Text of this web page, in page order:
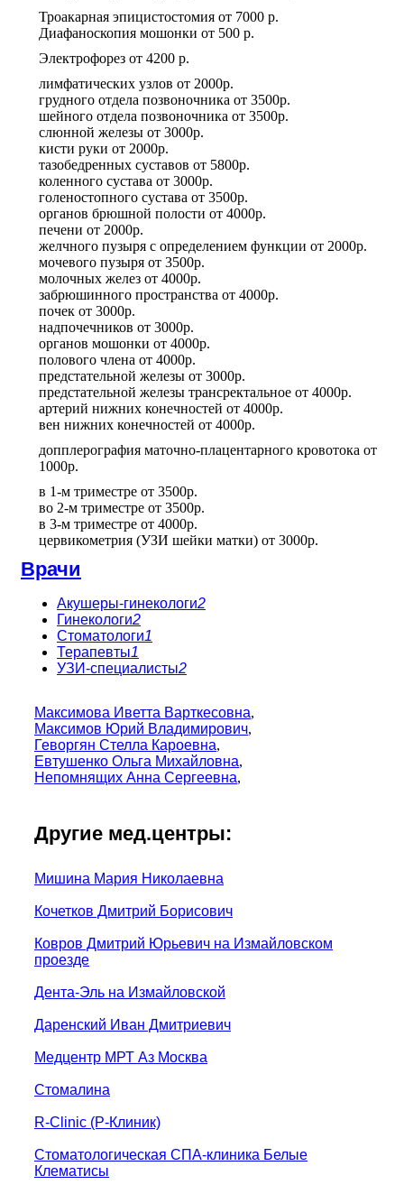
Троакарная эпицистостомия от 7000 р.
Диафаноскопия мошонки от 500 р.
Электрофорез от 4200 р.
лимфатических узлов от 2000р.
грудного отдела позвоночника от 3500р.
шейного отдела позвоночника от 3500р.
слюнной железы от 3000р.
кисти руки от 2000р.
тазобедренных суставов от 5800р.
коленного сустава от 3000р.
голеностопного сустава от 3500р.
органов брюшной полости от 4000р.
печени от 2000р.
желчного пузыря с определением функции от 2000р.
мочевого пузыря от 3500р.
молочных желез от 4000р.
забрюшинного пространства от 4000р.
почек от 3000р.
надпочечников от 3000р.
органов мошонки от 4000р.
полового члена от 4000р.
предстательной железы от 3000р.
предстательной железы трансректальное от 4000р.
артерий нижних конечностей от 4000р.
вен нижних конечностей от 4000р.
допплерография маточно-плацентарного кровотока от
1000р.
в 1-м триместре от 3500р.
во 2-м триместре от 3500р.
в 3-м триместре от 4000р.
цервикометрия (УЗИ шейки матки) от 3000р.
Врачи
Акушеры-гинекологи2
Гинекологи2
Стоматологи1
Терапевты1
УЗИ-специалисты2
Максимова Иветта Варткесовна,
Максимов Юрий Владимирович,
Геворгян Стелла Кароевна,
Евтушенко Ольга Михайловна,
Непомнящих Анна Сергеевна,
Другие мед.центры:
Мишина Мария Николаевна
Кочетков Дмитрий Борисович
Ковров Дмитрий Юрьевич на Измайловском
проезде
Дента-Эль на Измайловской
Даренский Иван Дмитриевич
Медцентр МРТ Аз Москва
Стомалина
R-Clinic (Р-Клиник)
Стоматологическая СПА-клиника Белые
Клематисы